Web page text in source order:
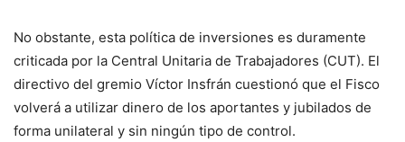
No obstante, esta política de inversiones es duramente
criticada por la Central Unitaria de Trabajadores (CUT). El
directivo del gremio Víctor Insfrán cuestionó que el Fisco
volverá a utilizar dinero de los aportantes y jubilados de
forma unilateral y sin ningún tipo de control.